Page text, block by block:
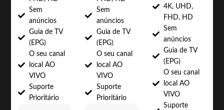
Sem
anúncios
Guia de TV
(EPG)
O seu canal
local AO
VIVO
Suporte
Prioritário
Sem
anúncios
Guia de TV
(EPG)
O seu canal
local AO
VIVO
Suporte
Prioritário
4K, UHD,
FHD, HD
Sem
anúncios
Guia de TV
(EPG)
O seu canal
local AO
VIVO
Suporte